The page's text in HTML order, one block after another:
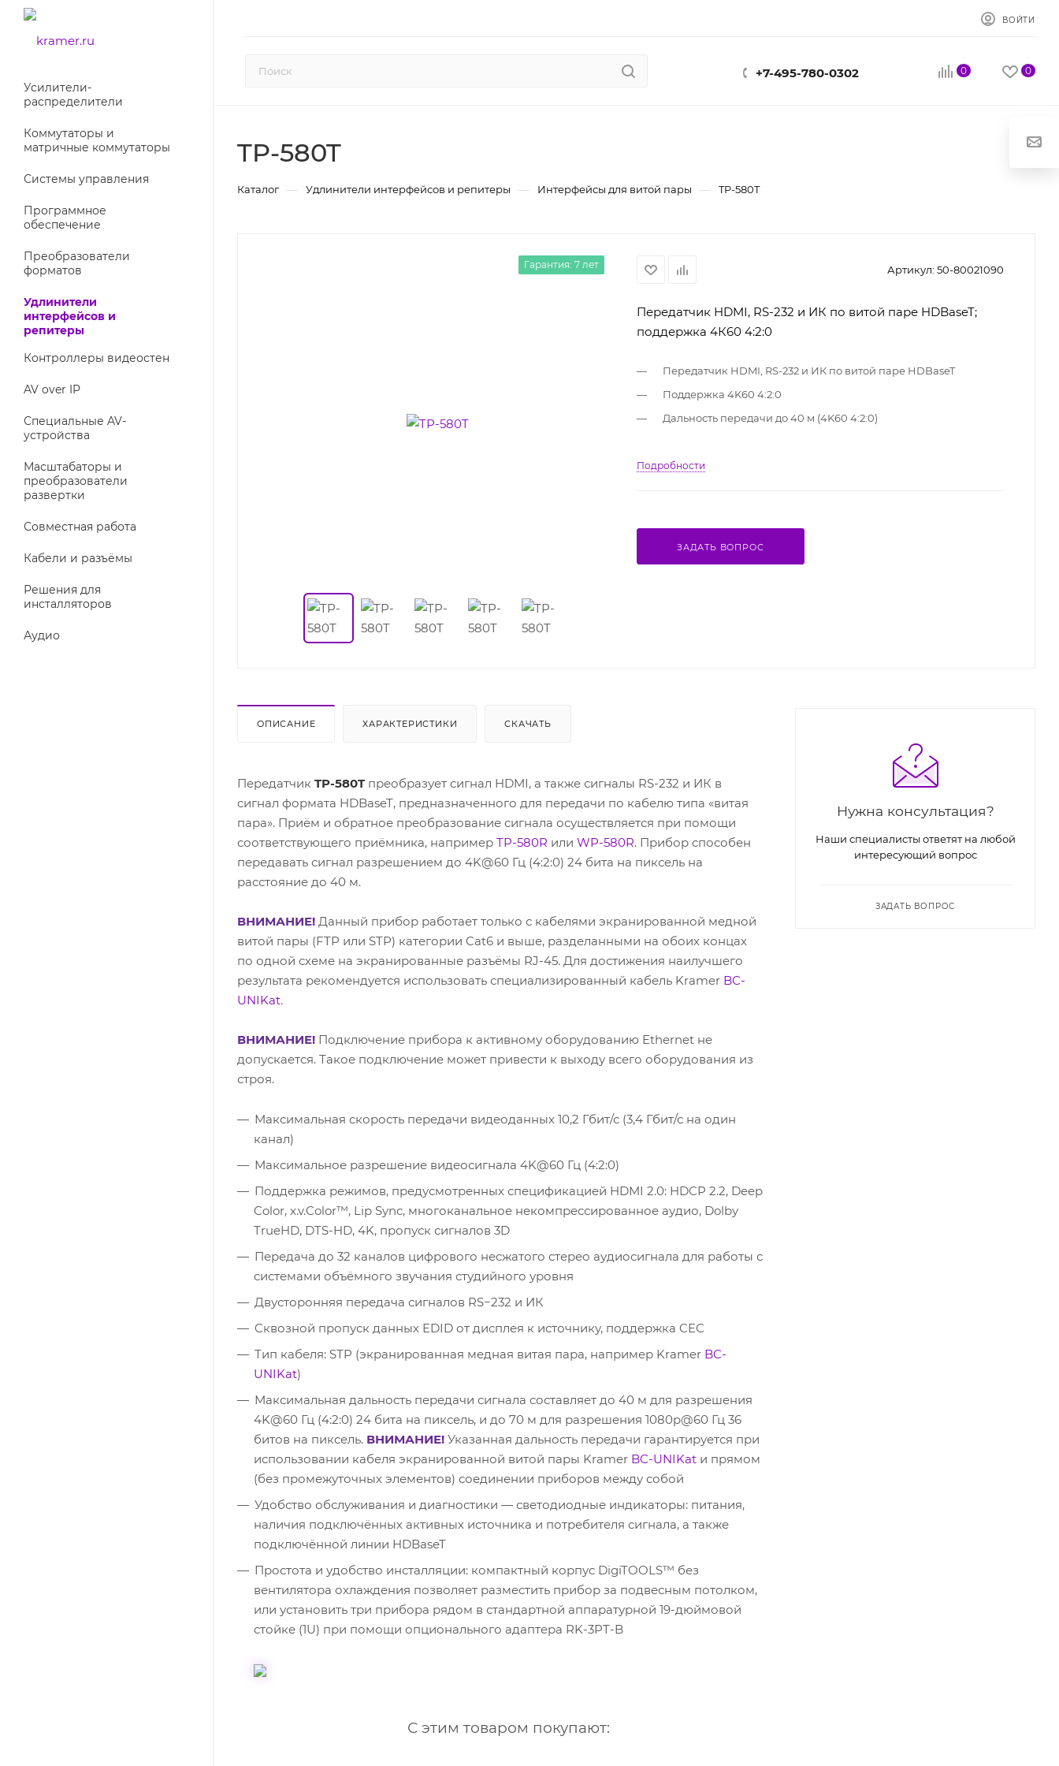
ВОЙТИ
+7-495-780-0302 0 0
Усилители-
раcпределители
Коммутаторы и
матричные коммутаторы
Системы управления
Программное
обеспечение
Преобразователи
форматов
Удлинители
интерфейсов и
репитеры
Контроллеры видеостен
AV over IP
Специальные AV-
устройства
Масштабаторы и
преобразователи
развертки
Совместная работа
Кабели и разъёмы
Решения для
инсталляторов
Аудио
TP-580T
Каталог — Удлинители интерфейсов и репитеры — Интерфейсы для витой пары — TP-580T
Гарантия: 7 лет Артикул: 50-80021090
Передатчик HDMI, RS-232 и ИК по витой паре HDBaseT;
поддержка 4К60 4:2:0
Передатчик HDMI, RS-232 и ИК по витой паре HDBaseT
Поддержка 4K60 4:2:0
Дальность передачи до 40 м (4K60 4:2:0)
Подробности
ЗАДАТЬ ВОПРОС
ОПИСАНИЕ ХАРАКТЕРИСТИКИ СКАЧАТЬ
Передатчик TP-580Tпреобразует сигнал HDMI, а также сигналы RS-232 и ИК в
сигнал формата HDBaseT, предназначенного для передачи по кабелю типа «витая
пара». Приём и обратное преобразование сигнала осуществляется при помощи
соответствующего приёмника, например TP-580R или WP-580R. Прибор способен
передавать сигнал разрешением до 4K@60 Гц (4:2:0) 24 бита на пиксель на
расстояние до 40 м.
ВНИМАНИЕ! Данный прибор работает только с кабелями экранированной медной
витой пары (FTP или STP) категории Cat6 и выше, разделанными на обоих концах
по одной схеме на экранированные разъёмы RJ-45. Для достижения наилучшего
результата рекомендуется использовать специализированный кабель Kramer BC-
UNIKat.
ВНИМАНИЕ! Подключение прибора к активному оборудованию Ethernet не
допускается. Такое подключение может привести к выходу всего оборудования из
строя.
Максимальная скорость передачи видеоданных 10,2 Гбит/с (3,4 Гбит/с на один
канал)
Максимальное разрешение видеосигнала 4K@60 Гц (4:2:0)
Поддержка режимов, предусмотренных спецификацией HDMI 2.0: HDCP 2.2, Deep
Color, x.v.Color™, Lip Sync, многоканальное некомпрессированное аудио, Dolby
TrueHD, DTS-HD, 4K, пропуск сигналов 3D
Передача до 32 каналов цифрового несжатого стерео аудиосигнала для работы с
системами объёмного звучания студийного уровня
Двусторонняя передача сигналов RS−232 и ИК
Cквозной пропуск данных EDID от дисплея к источнику, поддержка CEC
Тип кабеля: STP (экранированная медная витая пара, например Kramer BC-
UNIKat)
Максимальная дальность передачи сигнала составляет до 40 м для разрешения
4K@60 Гц (4:2:0) 24 бита на пиксель, и до 70 м для разрешения 1080p@60 Гц 36
битов на пиксель. ВНИМАНИЕ! Указанная дальность передачи гарантируется при
использовании кабеля экранированной витой пары Kramer BC-UNIKat и прямом
(без промежуточных элементов) соединении приборов между собой
Удобство обслуживания и диагностики — светодиодные индикаторы: питания,
наличия подключённых активных источника и потребителя сигнала, а также
подключённой линии HDBaseT
Простота и удобство инсталляции: компактный корпус DigiTOOLS™ без
вентилятора охлаждения позволяет разместить прибор за подвесным потолком,
или установить три прибора рядом в стандартной аппаратурной 19-дюймовой
стойке (1U) при помощи опционального адаптера RK-3PT-B
С этим товаром покупают:
Нужна консультация?
Наши специалисты ответят на любой
интересующий вопрос
ЗАДАТЬ ВОПРОС